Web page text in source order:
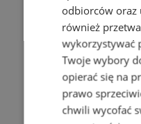
odbiorców oraz
również
wykorzystywać
Twoje wybory
opierać się na
prawo
chwili wycofać